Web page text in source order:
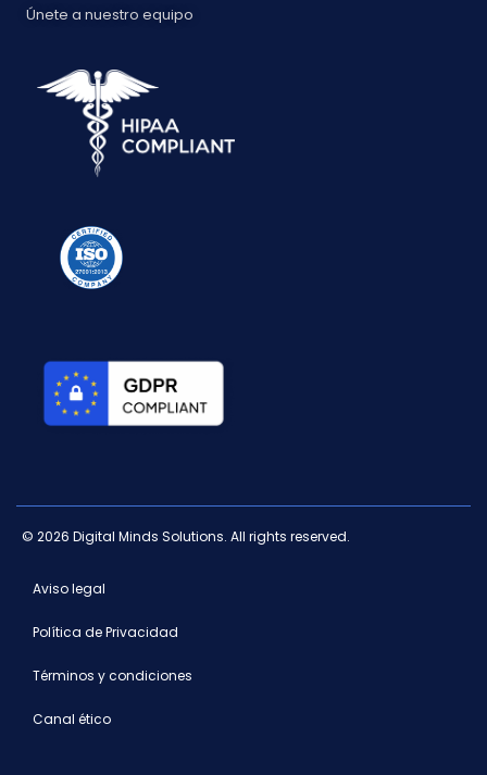
Únete a nuestro equipo
© 2026 Digital Minds Solutions. All rights reserved.
Aviso legal
Política de Privacidad
Términos y condiciones
Canal ético